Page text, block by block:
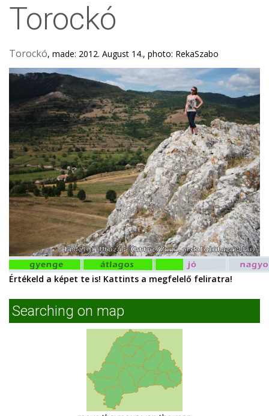
Torockó
Torockó, made: 2012. August 14., photo: RekaSzabo
Értékeld a képet te is! Kattints a megfelelő feliratra!
Searching on map